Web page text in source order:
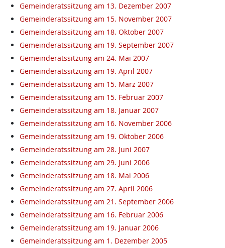
Gemeinderatssitzung am 13. Dezember 2007
Gemeinderatssitzung am 15. November 2007
Gemeinderatssitzung am 18. Oktober 2007
Gemeinderatssitzung am 19. September 2007
Gemeinderatssitzung am 24. Mai 2007
Gemeinderatssitzung am 19. April 2007
Gemeinderatssitzung am 15. März 2007
Gemeinderatssitzung am 15. Februar 2007
Gemeinderatssitzung am 18. Januar 2007
Gemeinderatssitzung am 16. November 2006
Gemeinderatssitzung am 19. Oktober 2006
Gemeinderatssitzung am 28. Juni 2007
Gemeinderatssitzung am 29. Juni 2006
Gemeinderatssitzung am 18. Mai 2006
Gemeinderatssitzung am 27. April 2006
Gemeinderatssitzung am 21. September 2006
Gemeinderatssitzung am 16. Februar 2006
Gemeinderatssitzung am 19. Januar 2006
Gemeinderatssitzung am 1. Dezember 2005